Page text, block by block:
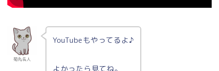
菊丸名人
YouTubeもやってるよ♪
よかったら見てね。